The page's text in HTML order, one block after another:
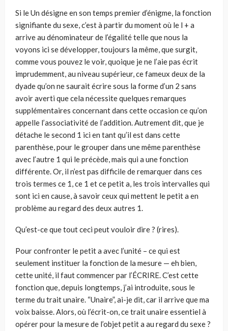
Si le Un désigne en son temps premier d’énigme, la fonction
signifiante du sexe, c’est à partir du moment où le l + a
arrive au dénominateur de l’égalité telle que nous la
voyons ici se développer, toujours la même, que surgit,
comme vous pouvez le voir, quoique je ne l’aie pas écrit
imprudemment, au niveau supérieur, ce fameux deux de la
dyade qu’on ne saurait écrire sous la forme d’un 2 sans
avoir averti que cela nécessite quelques remarques
supplémentaires concernant dans cette occasion ce qu’on
appelle l’associativité de l’addition. Autrement dit, que je
détache le second 1 ici en tant qu’il est dans cette
parenthèse, pour le grouper dans une même parenthèse
avec l’autre 1 qui le précède, mais qui a une fonction
différente. Or, il n’est pas difficile de remarquer dans ces
trois termes ce 1, ce 1 et ce petit a, les trois intervalles qui
sont ici en cause, à savoir ceux qui mettent le petit a en
problème au regard des deux autres 1.
Qu’est-ce que tout ceci peut vouloir dire ? (rires).
Pour confronter le petit a avec l’unité – ce qui est
seulement instituer la fonction de la mesure — eh bien,
cette unité, il faut commencer par l’ÉCRIRE. C’est cette
fonction que, depuis longtemps, j’ai introduite, sous le
terme du trait unaire. “Unaire”, ai-je dit, car il arrive que ma
voix baisse. Alors, où l’écrit-on, ce trait unaire essentiel à
opérer pour la mesure de l’objet petit a au regard du sexe ?